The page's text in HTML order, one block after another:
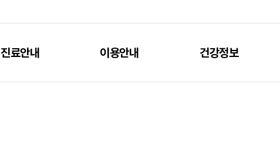
진료안내 이용안내 건강정보